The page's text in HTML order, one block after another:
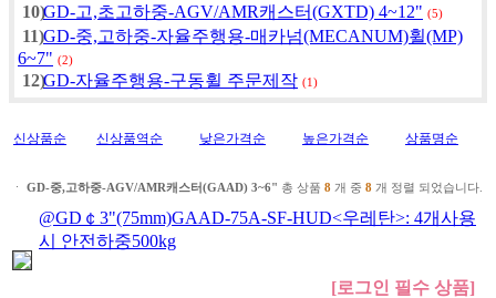
10)GD-고,초고하중-AGV/AMR캐스터(GXTD) 4~12" (5)
11)GD-중,고하중-자율주행용-매카넘(MECANUM)휠(MP)
6~7" (2)
12)GD-자율주행용-구동휠 주문제작 (1)
신상품순 신상품역순 낮은가격순 높은가격순 상품명순
ㆍ GD-중,고하중-AGV/AMR캐스터(GAAD) 3~6" 총 상품 8 개 중 8 개 정렬 되었습니다.
@GD￠3"(75mm)GAAD-75A-SF-HUD<우레탄>: 4개사용
시 안전하중500kg
[로그인 필수 상품]